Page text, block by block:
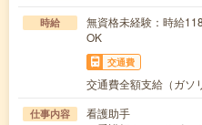
時給
無資格未経験：時給
OK
交通費
交通費全額支給（ガソ
仕事内容
看護助手